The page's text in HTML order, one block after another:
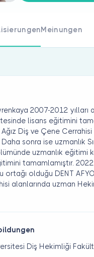
Meinungen
2007-2012 yılları
lisans eğitimini
Diş ve Çene
Daha sonra ise uzmanlık
uzmanlık eğitimi
tamamlamıştır.
ortağı olduğu DENT
alanlarında uzman
Diş Hekimliği